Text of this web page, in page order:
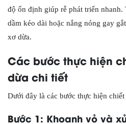
độ ổn định giúp rễ phát triển nhanh.
dầm kéo dài hoặc nắng nóng gay
xơ dừa.
Các bước thực hiện
dừa chi tiết
Dưới đây là các bước thực hiện
Bước 1: Khoanh vỏ và